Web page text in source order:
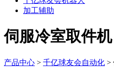
加工辅助
伺服冷室取件机
产品中心 > 千亿球友会自动化 >